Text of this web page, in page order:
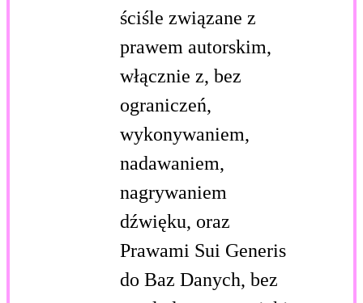
ściśle związane z
prawem autorskim,
włącznie z, bez
ograniczeń,
wykonywaniem,
nadawaniem,
nagrywaniem
dźwięku, oraz
Prawami Sui Generis
do Baz Danych, bez